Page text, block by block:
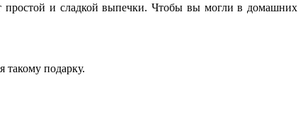
простой и сладкой выпечки. Чтобы вы могли в домашних
такому подарку.